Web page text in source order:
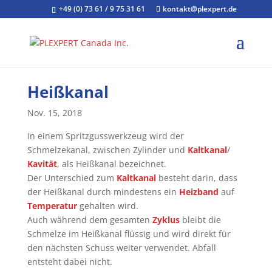
+49 (0) 73 61 / 9 75 31 61 kontakt@plexpert.de
Heißkanal
Nov. 15, 2018
In einem Spritzgusswerkzeug wird der
Schmelzekanal, zwischen Zylinder und Kaltkanal/
Kavität, als Heißkanal bezeichnet.
Der Unterschied zum Kaltkanalbesteht darin, dass
der Heißkanal durch mindestens ein Heizband auf
Temperaturgehalten wird.
Auch während dem gesamten Zyklusbleibt die
Schmelze im Heißkanal flüssig und wird direkt für
den nächsten Schuss weiter verwendet. Abfall
entsteht dabei nicht.